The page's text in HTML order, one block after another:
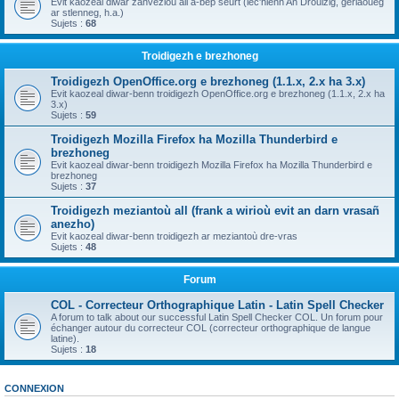
ar stlenneg, h.a.)
Sujets : 68
Troidigezh e brezhoneg
Troidigezh OpenOffice.org e brezhoneg (1.1.x, 2.x ha 3.x)
Evit kaozeal diwar-benn troidigezh OpenOffice.org e brezhoneg (1.1.x, 2.x ha
3.x)
Sujets : 59
Troidigezh Mozilla Firefox ha Mozilla Thunderbird e
brezhoneg
Evit kaozeal diwar-benn troidigezh Mozilla Firefox ha Mozilla Thunderbird e
brezhoneg
Sujets : 37
Troidigezh meziantoù all (frank a wirioù evit an darn vrasañ
anezho)
Evit kaozeal diwar-benn troidigezh ar meziantoù dre-vras
Sujets : 48
Forum
COL - Correcteur Orthographique Latin - Latin Spell Checker
A forum to talk about our successful Latin Spell Checker COL. Un forum pour
échanger autour du correcteur COL (correcteur orthographique de langue
latine).
Sujets : 18
CONNEXION